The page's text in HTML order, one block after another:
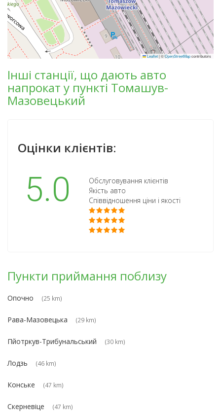
Leaflet|©OpenStreetMapcontributors
Інші станції, що дають авто
напрокат у пункті Томашув-
Мазовецький
Оцінки клієнтів:
5.0
Обслуговування клієнтів
Якість авто
Співвідношення ціни і якості
Пункти приймання поблизу
Опочно (25 km)
Рава-Мазовецька (29 km)
Пйотркув-Трибунальський (30 km)
Лодзь (46 km)
Конське (47 km)
Скерневіце (47 km)